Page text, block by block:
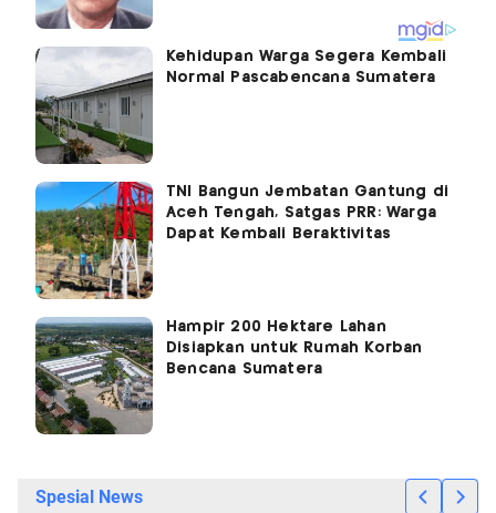
Kehidupan Warga Segera Kembali
Normal Pascabencana Sumatera
TNI Bangun Jembatan Gantung di
Aceh Tengah, Satgas PRR: Warga
Dapat Kembali Beraktivitas
Hampir 200 Hektare Lahan
Disiapkan untuk Rumah Korban
Bencana Sumatera